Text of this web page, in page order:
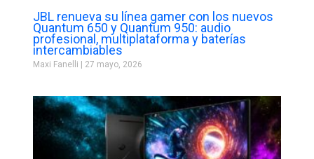
JBL renueva su línea gamer con los nuevos
Quantum 650 y Quantum 950: audio
profesional, multiplataforma y baterías
intercambiables
Maxi Fanelli 27 mayo, 2026